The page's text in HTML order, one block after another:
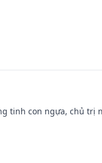
tinh con ngựa, chủ trị